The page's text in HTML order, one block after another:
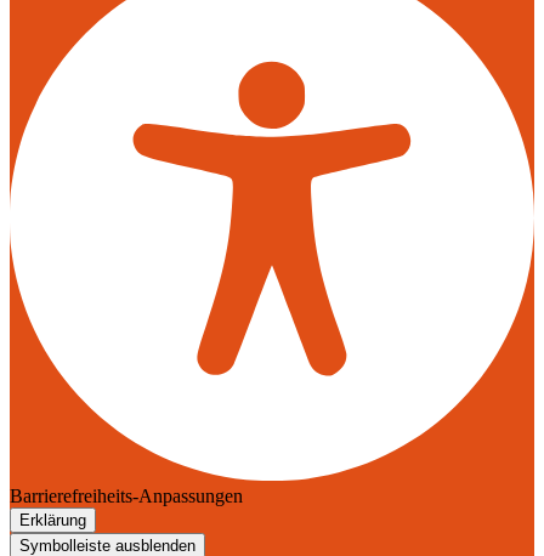
Barrierefreiheits-Anpassungen
Erklärung
Symbolleiste ausblenden